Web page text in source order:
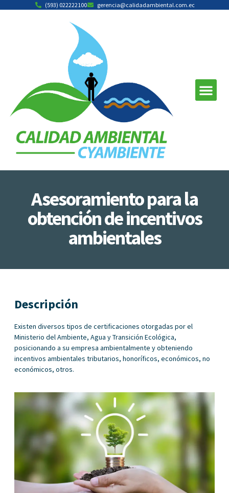
(593) 022222100 gerencia@calidadambiental.com.ec
Asesoramiento para la
obtención de incentivos
ambientales
Descripción
Existen diversos tipos de certificaciones otorgadas por el
Ministerio del Ambiente, Agua y Transición Ecológica,
posicionando a su empresa ambientalmente y obteniendo
incentivos ambientales tributarios, honoríficos, económicos, no
económicos, otros.